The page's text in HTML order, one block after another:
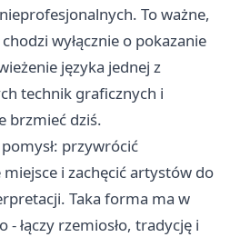
To ważne,
wyłącznie o pokazanie
języka jednej z
technik graficznych i
brzmieć dziś.
przywrócić
i zachęcić artystów do
Taka forma ma w
łączy rzemiosło, tradycję i